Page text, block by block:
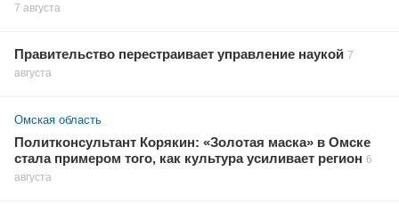
7 августа
Правительство перестраивает управление наукой 7
августа
Омская область
Политконсультант Корякин: «Золотая маска» в Омске
стала примером того, как культура усиливает регион 6
августа